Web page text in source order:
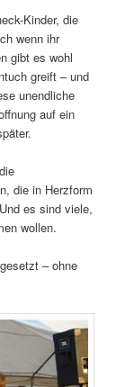
Kinder, die
wenn ihr
gibt es wohl
greift – und
unendliche
auf ein
die in Herzform
es sind viele,
wollen.
– ohne